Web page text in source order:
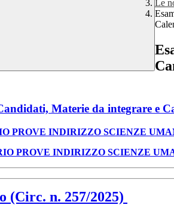
Le
Materie da integrare e
PROVE INDIRIZZO SCIENZE
PROVE INDIRIZZO SCIENZE
n. 257/2025)